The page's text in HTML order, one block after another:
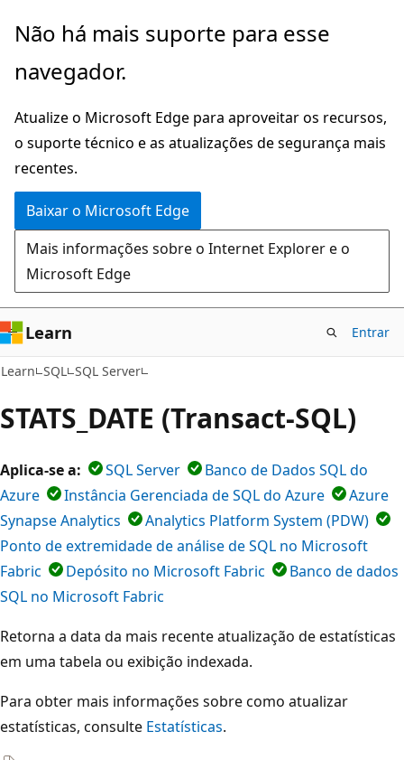
Pular
o
principal
Não há mais suporte para esse
navegador.
Atualize o Microsoft Edge para aproveitar os recursos,
o suporte técnico e as atualizações de segurança mais
recentes.
Baixar o Microsoft Edge
Mais informações sobre o Internet Explorer e o
Microsoft Edge
Learn Entrar
Learn SQL SQL Server
STATS_DATE (Transact-SQL)
Aplica-se a: SQL Server
Banco de Dados SQL do
Azure
Instância Gerenciada de SQL do Azure
Azure
Synapse Analytics
Analytics Platform System (PDW)
Ponto de extremidade de análise de SQL no Microsoft
Fabric
Depósito no Microsoft Fabric
Banco de dados
SQL no Microsoft Fabric
Retorna a data da mais recente atualização de estatísticas
em uma tabela ou exibição indexada.
Para obter mais informações sobre como atualizar
estatísticas, consulte Estatísticas.